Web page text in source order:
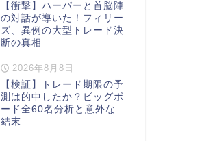
【衝撃】ハーパーと首脳陣
の対話が導いた！フィリー
ズ、異例の大型トレード決
断の真相
2026年8月8日
【検証】トレード期限の予
測は的中したか？ビッグボ
ード全60名分析と意外な
結末